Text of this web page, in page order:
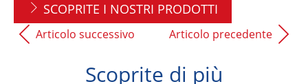
SCOPRITE I NOSTRI PRODOTTI
Articolo successivo Articolo precedente
Scoprite di più